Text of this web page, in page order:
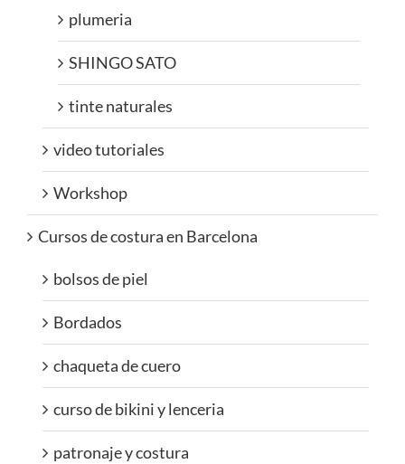
plumeria
SHINGO SATO
tinte naturales
video tutoriales
Workshop
Cursos de costura en Barcelona
bolsos de piel
Bordados
chaqueta de cuero
curso de bikini y lenceria
patronaje y costura